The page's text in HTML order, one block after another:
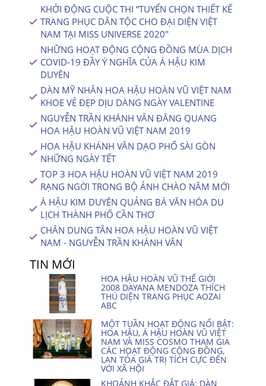
KHỞI ĐỘNG CUỘC THI “TUYỂN CHỌN THIẾT KẾ
TRANG PHỤC DÂN TỘC CHO ĐẠI DIỆN VIỆT
NAM TẠI MISS UNIVERSE 2020″
NHỮNG HOẠT ĐỘNG CỘNG ĐỒNG MÙA DỊCH
COVID-19 ĐẦY Ý NGHĨA CỦA Á HẬU KIM
DUYÊN
DÀN MỸ NHÂN HOA HẬU HOÀN VŨ VIỆT NAM
KHOE VẺ ĐẸP DỊU DÀNG NGÀY VALENTINE
NGUYỄN TRẦN KHÁNH VÂN ĐĂNG QUANG
HOA HẬU HOÀN VŨ VIỆT NAM 2019
HOA HẬU KHÁNH VÂN DẠO PHỐ SÀI GÒN
NHỮNG NGÀY TẾT
TOP 3 HOA HẬU HOÀN VŨ VIỆT NAM 2019
RẠNG NGỜI TRONG BỘ ẢNH CHÀO NĂM MỚI
Á HẬU KIM DUYÊN QUẢNG BÁ VĂN HÓA DU
LỊCH THÀNH PHỐ CẦN THƠ
CHÂN DUNG TÂN HOA HẬU HOÀN VŨ VIỆT
NAM - NGUYỄN TRẦN KHÁNH VÂN
TIN MỚI
HOA HẬU HOÀN VŨ THẾ GIỚI
2008 DAYANA MENDOZA THÍCH
THÚ DIỆN TRANG PHỤC AOZAI
ABC
MỘT TUẦN HOẠT ĐỘNG NỔI BẬT:
HOA HẬU, Á HẬU HOÀN VŨ VIỆT
NAM VÀ MISS COSMO THAM GIA
CÁC HOẠT ĐỘNG CỘNG ĐỒNG,
LAN TỎA GIÁ TRỊ TÍCH CỰC ĐẾN
VỚI XÃ HỘI
KHOẢNH KHẮC ĐẮT GIÁ: DÀN